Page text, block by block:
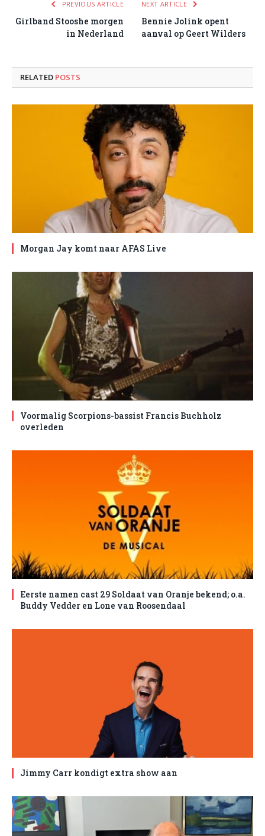
PREVIOUS ARTICLE
Girlband Stooshe morgen
in Nederland
NEXT ARTICLE
Bennie Jolink opent
aanval op Geert Wilders
RELATED POSTS
Morgan Jay komt naar AFAS Live
Voormalig Scorpions-bassist Francis Buchholz
overleden
Eerste namen cast 29 Soldaat van Oranje bekend; o.a.
Buddy Vedder en Lone van Roosendaal
Jimmy Carr kondigt extra show aan